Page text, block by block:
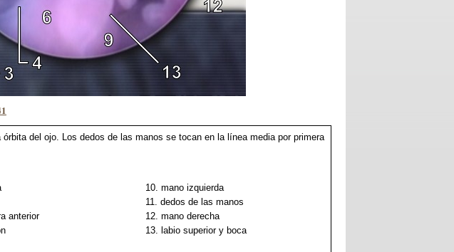
del ojo. Los dedos de las manos se tocan en la línea media por primera
anterior
10. mano izquierda
11. dedos de las manos
12. mano derecha
13. labio superior y boca